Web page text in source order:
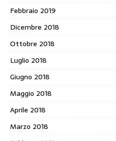
Febbraio 2019
Dicembre 2018
Ottobre 2018
Luglio 2018
Giugno 2018
Maggio 2018
Aprile 2018
Marzo 2018